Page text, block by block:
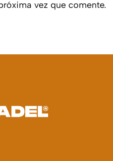
vez que comente.